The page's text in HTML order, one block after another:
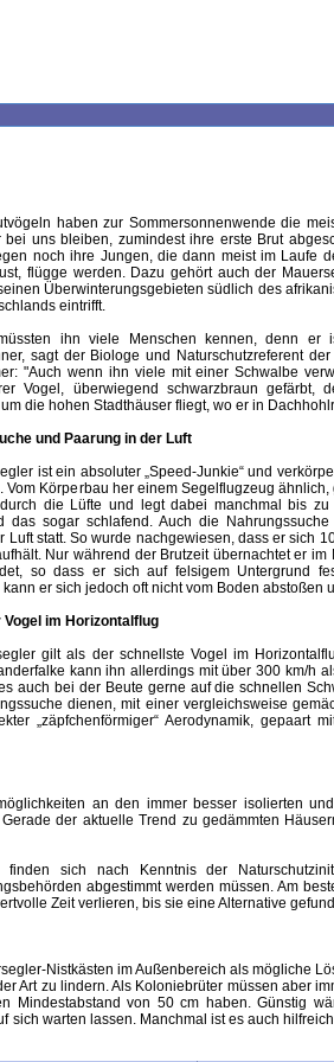
haben zur Sommersonnenwende die
bei uns bleiben, zumindest ihre erste Brut
noch ihre Jungen, die dann meist im Laufe
flügge werden. Dazu gehört auch der
Überwinterungsgebieten südlich des
eintrifft.
ihn viele Menschen kennen, denn er
sagt der Biologe und Naturschutzreferent
"Auch wenn ihn viele mit einer Schwalbe
Vogel, überwiegend schwarzbraun gefärbt,
die hohen Stadthäuser fliegt, wo er in
und Paarung in der Luft
ist ein absoluter „Speed-Junkie“ und
Vom Körperbau her einem Segelflugzeug ähnlich,
die Lüfte und legt dabei manchmal bis
das sogar schlafend. Auch die
Luft statt. So wurde nachgewiesen, dass er sich
Nur während der Brutzeit übernachtet er im
so dass er sich auf felsigem Untergrund
kann er sich jedoch oft nicht vom Boden abstoßen
im Horizontalflug
gilt als der schnellste Vogel im
kann ihn allerdings mit über 300 km/h
auch bei der Beute gerne auf die schnellen
dienen, mit einer vergleichsweise
„zäpfchenförmiger“ Aerodynamik, gepaart
an den immer besser isolierten
der aktuelle Trend zu gedämmten
sich nach Kenntnis der
abgestimmt werden müssen. Am
Zeit verlieren, bis sie eine Alternative
Nistkästen im Außenbereich als mögliche
Art zu lindern. Als Koloniebrüter müssen aber
Mindestabstand von 50 cm haben. Günstig
warten lassen. Manchmal ist es auch